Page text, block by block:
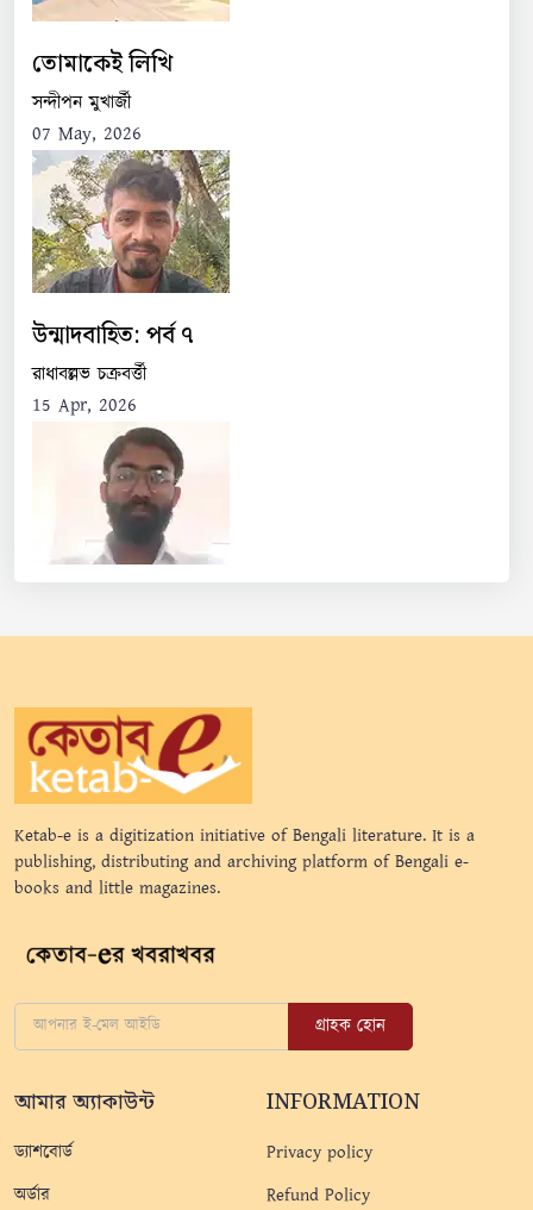
তোমাকেই লিখি
সন্দীপন মুখার্জী
07 May, 2026
উন্মাদবাহিত: পর্ব ৭
রাধাবল্লভ চক্রবর্ত্তী
15 Apr, 2026
Ketab-e is a digitization initiative of Bengali literature. It is a
publishing, distributing and archiving platform of Bengali e-
books and little magazines.
গ্রাহক হোন
আমার অ্যাকাউন্ট
ড্যাশবোর্ড
অর্ডার
INFORMATION
Privacy policy
Refund Policy